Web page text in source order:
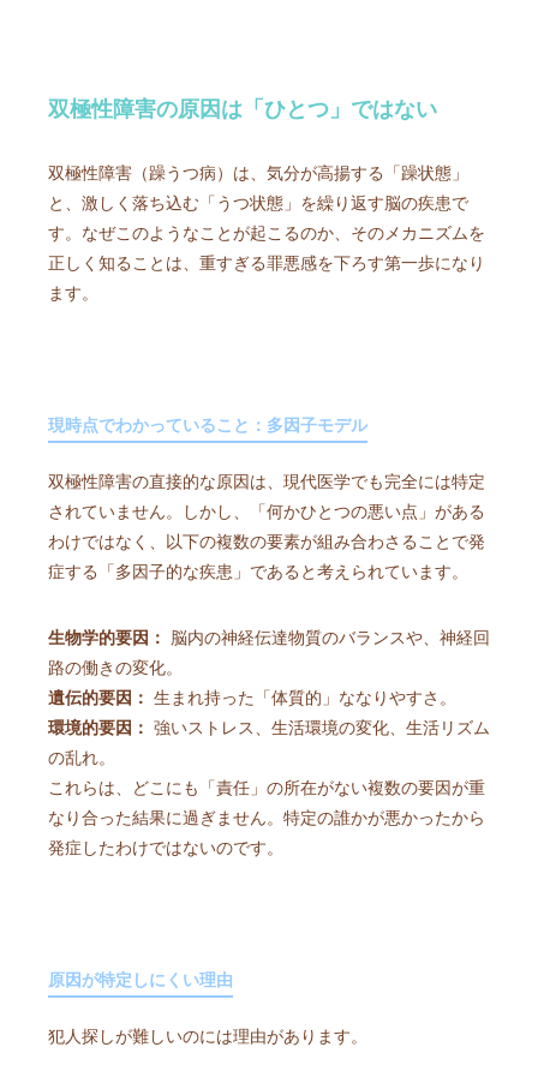
双極性障害の原因は「ひとつ」ではない
双極性障害（躁うつ病）は、気分が高揚する「躁状態」
と、激しく落ち込む「うつ状態」を繰り返す脳の疾患で
す。なぜこのようなことが起こるのか、そのメカニズムを
正しく知ることは、重すぎる罪悪感を下ろす第一歩になり
ます。
現時点でわかっていること：多因子モデル
双極性障害の直接的な原因は、現代医学でも完全には特定
されていません。しかし、「何かひとつの悪い点」がある
わけではなく、以下の複数の要素が組み合わさることで発
症する「多因子的な疾患」であると考えられています。
生物学的要因：
脳内の神経伝達物質のバランスや、神経回
路の働きの変化。
遺伝的要因： 生まれ持った「体質的」ななりやすさ。
環境的要因： 強いストレス、生活環境の変化、生活リズム
の乱れ。
これらは、どこにも「責任」の所在がない複数の要因が重
なり合った結果に過ぎません。特定の誰かが悪かったから
発症したわけではないのです。
原因が特定しにくい理由
犯人探しが難しいのには理由があります。